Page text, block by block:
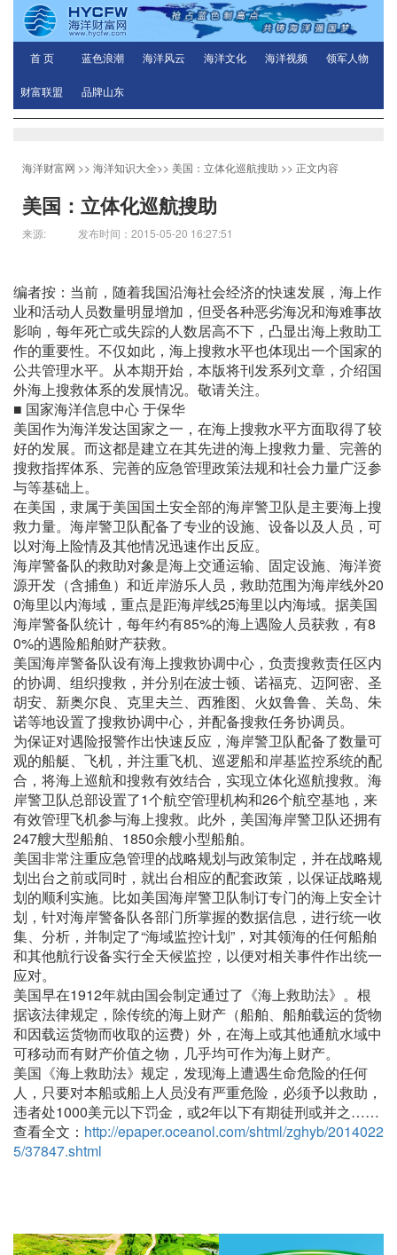
首 页 蓝色浪潮 海洋风云 海洋文化 海洋视频 领军人物
财富联盟 品牌山东
海洋财富网 >> 海洋知识大全>> 美国：立体化巡航搜助 >> 正文内容
美国：立体化巡航搜助
来源: 发布时间：2015-05-20 16:27:51
编者按：当前，随着我国沿海社会经济的快速发展，海上作
业和活动人员数量明显增加，但受各种恶劣海况和海难事故
影响，每年死亡或失踪的人数居高不下，凸显出海上救助工
作的重要性。不仅如此，海上搜救水平也体现出一个国家的
公共管理水平。从本期开始，本版将刊发系列文章，介绍国
外海上搜救体系的发展情况。敬请关注。
■ 国家海洋信息中心 于保华
美国作为海洋发达国家之一，在海上搜救水平方面取得了较
好的发展。而这都是建立在其先进的海上搜救力量、完善的
搜救指挥体系、完善的应急管理政策法规和社会力量广泛参
与等基础上。
在美国，隶属于美国国土安全部的海岸警卫队是主要海上搜
救力量。海岸警卫队配备了专业的设施、设备以及人员，可
以对海上险情及其他情况迅速作出反应。
海岸警备队的救助对象是海上交通运输、固定设施、海洋资
源开发（含捕鱼）和近岸游乐人员，救助范围为海岸线外20
0海里以内海域，重点是距海岸线25海里以内海域。据美国
海岸警备队统计，每年约有85%的海上遇险人员获救，有8
0%的遇险船舶财产获救。
美国海岸警备队设有海上搜救协调中心，负责搜救责任区内
的协调、组织搜救，并分别在波士顿、诺福克、迈阿密、圣
胡安、新奥尔良、克里夫兰、西雅图、火奴鲁鲁、关岛、朱
诺等地设置了搜救协调中心，并配备搜救任务协调员。
为保证对遇险报警作出快速反应，海岸警卫队配备了数量可
观的船艇、飞机，并注重飞机、巡逻船和岸基监控系统的配
合，将海上巡航和搜救有效结合，实现立体化巡航搜救。海
岸警卫队总部设置了1个航空管理机构和26个航空基地，来
有效管理飞机参与海上搜救。此外，美国海岸警卫队还拥有
247艘大型船舶、1850余艘小型船舶。
美国非常注重应急管理的战略规划与政策制定，并在战略规
划出台之前或同时，就出台相应的配套政策，以保证战略规
划的顺利实施。比如美国海岸警卫队制订专门的海上安全计
划，针对海岸警备队各部门所掌握的数据信息，进行统一收
集、分析，并制定了“海域监控计划”，对其领海的任何船舶
和其他航行设备实行全天候监控，以便对相关事件作出统一
应对。
美国早在1912年就由国会制定通过了《海上救助法》。根
据该法律规定，除传统的海上财产（船舶、船舶载运的货物
和因载运货物而收取的运费）外，在海上或其他通航水域中
可移动而有财产价值之物，几乎均可作为海上财产。
美国《海上救助法》规定，发现海上遭遇生命危险的任何
人，只要对本船或船上人员没有严重危险，必须予以救助，
违者处1000美元以下罚金，或2年以下有期徒刑或并之……
查看全文： http://epaper.oceanol.com/shtml/zghyb/2014022
5/37847.shtml